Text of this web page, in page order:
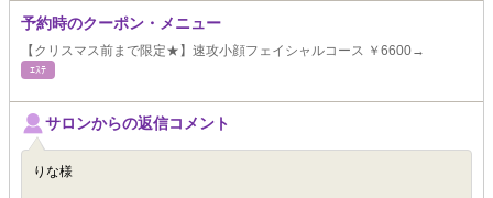
予約時のクーポン・メニュー
【クリスマス前まで限定★】速攻小顔フェイシャルコース ￥6600→
ｴｽﾃ
サロンからの返信コメント
りな様